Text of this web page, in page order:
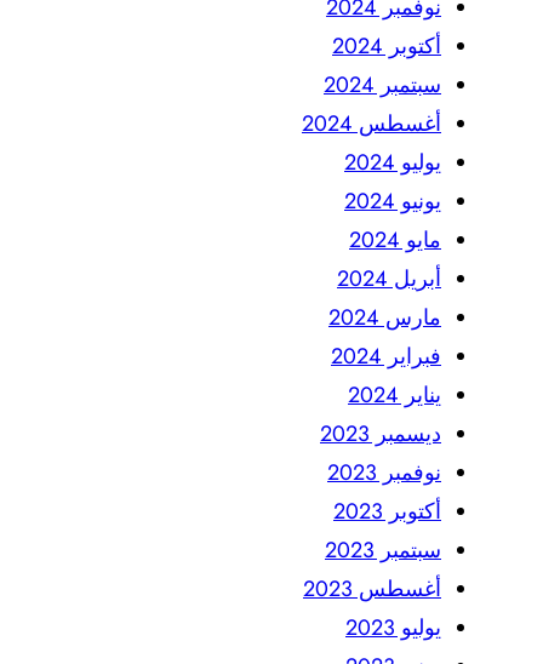
نوفمبر 2024
أكتوبر 2024
سبتمبر 2024
أغسطس 2024
يوليو 2024
يونيو 2024
مايو 2024
أبريل 2024
مارس 2024
فبراير 2024
يناير 2024
ديسمبر 2023
نوفمبر 2023
أكتوبر 2023
سبتمبر 2023
أغسطس 2023
يوليو 2023